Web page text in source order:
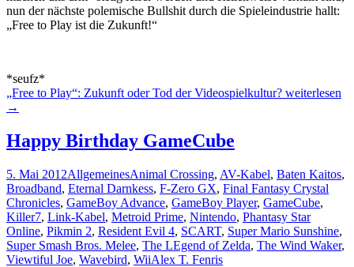
nun der nächste polemische Bullshit durch die Spieleindustrie hallt:
„Free to Play ist die Zukunft!“
*seufz*
„Free to Play“: Zukunft oder Tod der Videospielkultur? weiterlesen
→
Happy Birthday GameCube
5. Mai 2012AllgemeinesAnimal Crossing, AV-Kabel, Baten Kaitos,
Broadband, Eternal Darnkess, F-Zero GX, Final Fantasy Crystal
Chronicles, GameBoy Advance, GameBoy Player, GameCube,
Killer7, Link-Kabel, Metroid Prime, Nintendo, Phantasy Star
Online, Pikmin 2, Resident Evil 4, SCART, Super Mario Sunshine,
Super Smash Bros. Melee, The LEgend of Zelda, The Wind Waker,
Viewtiful Joe, Wavebird, WiiAlex T. Fenris